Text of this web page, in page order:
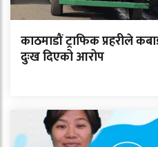
काठमाडौं ट्राफिक प्रहरीले
दुःख दिएको आरोप